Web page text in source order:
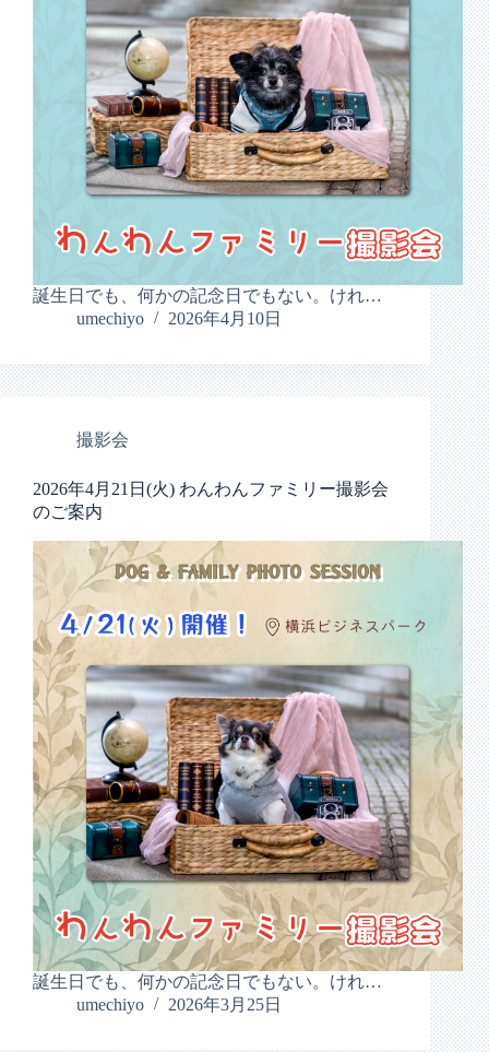
誕生日でも、何かの記念日でもない。けれ…
umechiyo
2026年4月10日
撮影会
2026年4月21日(火) わんわんファミリー撮影会
のご案内
誕生日でも、何かの記念日でもない。けれ…
umechiyo
2026年3月25日